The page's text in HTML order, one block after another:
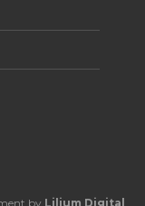
byLilium Digital